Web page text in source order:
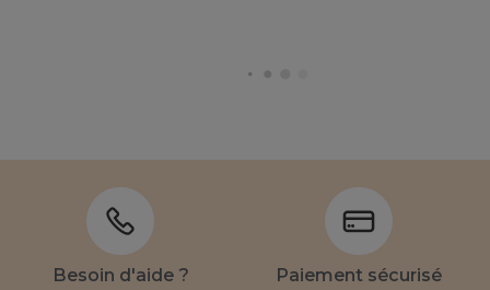
Besoin d'aide ?
Paiement sécurisé